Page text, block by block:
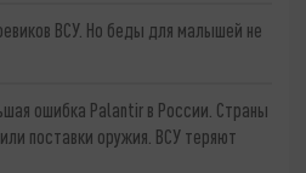
ВСУ. Но беды для малышей не
ошибка Palantir в России. Страны
поставки оружия. ВСУ теряют